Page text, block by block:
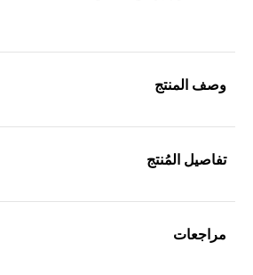
وصف المنتج
تفاصيل المُنتج
مراجعات